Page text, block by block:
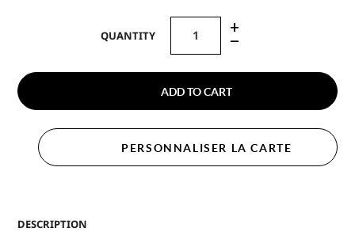
QUANTITY +
–
ADD TO CART
PERSONNALISER LA CARTE
DESCRIPTION